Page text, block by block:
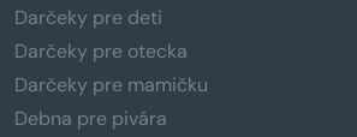
Darčeky pre deti
Darčeky pre otecka
Darčeky pre mamičku
Debna pre pivára